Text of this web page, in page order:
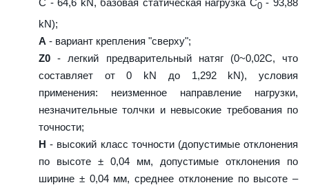
C - 64,6 kN, базовая статическая нагрузка С0- 93,88
kN);
A - вариант крепления "сверху";
Z0 - легкий предварительный натяг (0~0,02C, что
составляет от 0 kN до 1,292 kN), условия
применения: неизменное направление нагрузки,
незначительные толчки и невысокие требования по
точности;
H - высокий класс точности (допустимые отклонения
по высоте ± 0,04 мм, допустимые отклонения по
ширине ± 0,04 мм, среднее отклонение по высоте –